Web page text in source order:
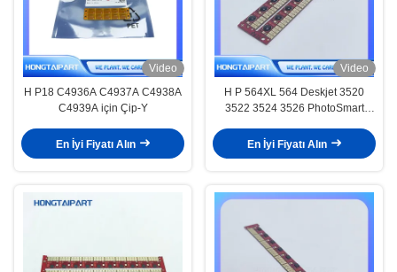
Video
H P18 C4936A C4937A C4938A
C4939A için Çip-Y
En İyi Fiyatı Alın
Video
H P 564XL 564 Deskjet 3520
3522 3524 3526 PhotoSmart
6515 652 için mürekkep kartuşu
çipi (CMYK)
En İyi Fiyatı Alın